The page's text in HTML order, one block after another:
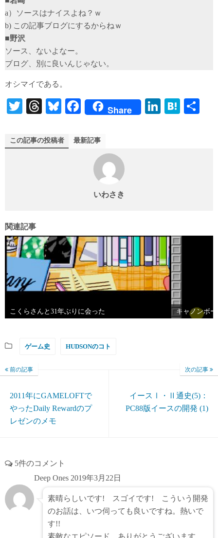
a）ソースはナイスよね？ｗ
b) この記事ブログにするからねｗ
■野沢
ソース、ないよなー。
ブログ、別に良いんじゃない。
オシマイである。
T
tte
r
T
ea
ds
Bl
sk
y
Fa
bo
Share
Li H
この記事の投稿者 最新記事
いわさき
関連記事
こくらさんと31年ぶりに会った キャノンボ
ゲーム史 HUDSONのコト
前の記事
2011年にGAMELOFTで
やったDaily Rewardのプ
レゼンのメモ
次の記事
イースⅠ・Ⅱ通史(5)：
PC88版イースの開発 (1)
5件のコメント
Deep Ones 2019年3月22日
素晴らしいです! スゴイです! こういう開発
のお話は、いつ伺っても良いですね。熱いで
す!!
素敵なエピソード、ありがとうございます。